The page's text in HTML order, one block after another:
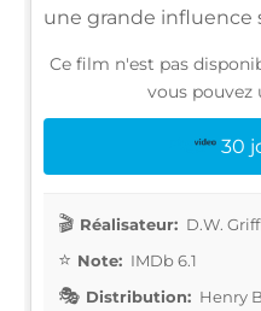
une grande influence
Ce film n'est pas
vous pouvez
30
Réalisateur: D.W.
Note: IMDb 6.1
Distribution: Henry